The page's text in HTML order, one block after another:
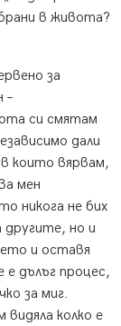
в живота?
за
–
си смятам
дали
в които вярвам,
мен
никога не бих
другите, но и
и оставя
дълъг процес,
за миг.
видяла колко е